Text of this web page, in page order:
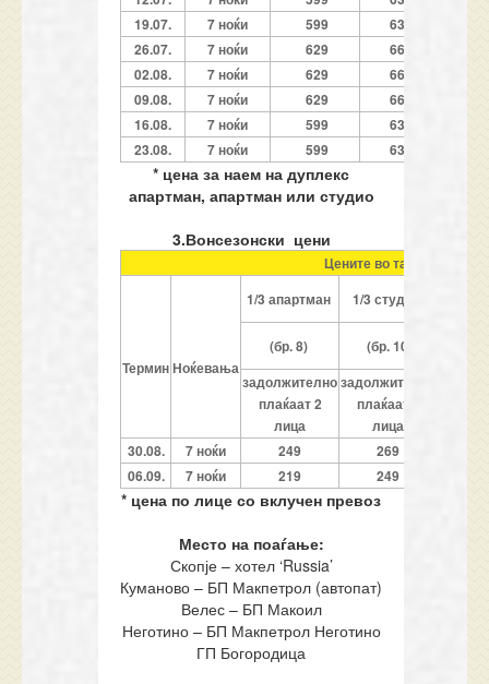
19.07.
7 ноќи 599 639
26.07.
7 ноќи 629 669
02.08.
7 ноќи 629 669
09.08.
7 ноќи 629 669
16.08.
7 ноќи 599 639
23.08.
7 ноќи 599 639
* цена за наем на дуплекс
апартман, апартман или студио
3.Вонсезонски цени
Цените во табелата се
ТерминНоќевања
1/3 апартман 1/3 студио
(бр. 8)
(бр. 10)
задолжително
плаќаат 2
лица
задолжително
плаќаат 2
лица
30.08.
7 ноќи 249 269
06.09.
7 ноќи 219 249
* цена по лице со вклучен превоз
Место на поаѓање:
Скопје – хотел ‘Russia’
Куманово – БП Макпетрол (автопат)
Велес – БП Макоил
Неготино – БП Макпетрол Неготино
ГП Богородица